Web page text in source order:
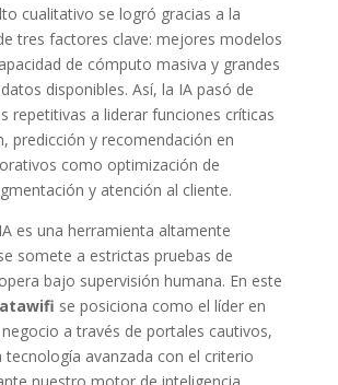
cualitativo se logró gracias a la
tres factores clave: mejores modelos
de cómputo masiva y grandes
disponibles. Así, la IA pasó de
repetitivas a liderar funciones críticas
predicción y recomendación en
como optimización de
y atención al cliente.
es una herramienta altamente
somete a estrictas pruebas de
bajo supervisión humana. En este
se posiciona como el líder en
a través de portales cautivos,
tecnología avanzada con el criterio